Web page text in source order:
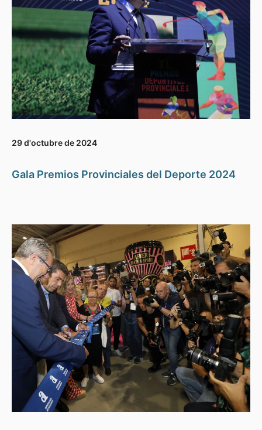
29 d'octubre de 2024
Gala Premios Provinciales del Deporte 2024